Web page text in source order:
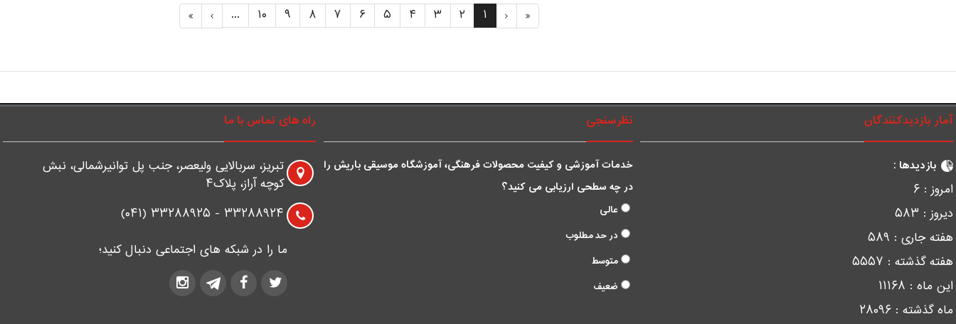
۱
۲ ۳ ۴ ۵ ۶ ۷ ۸ ۹ ۱۰ ...
آمار بازدیدکنندگان
بازدیدها :
امروز : ۶
دیروز : ۵۸۳
هفته جاری : ۵۸۹
هفته گذشته : ۵۵۵۷
این ماه : ۱۱۱۶۸
ماه گذشته : ۲۸۰۹۶
نظرسنجی
خدمات آموزشی و کیفیت محصولات فرهنگی، آموزشگاه موسیقی باریش را
در چه سطحی ارزیابی می کنید؟
عالی
در حد مطلوب
متوسط
ضعیف
راه های تماس با ما
تبریز، سربالایی ولیعصر، جنب پل توانیرشمالی، نبش
کوچه آراز، پلاک۴
۳۳۲۸۸۹۲۴ - ۳۳۲۸۸۹۲۵ (۰۴۱)
ما را در شبکه های اجتماعی دنبال کنید؛